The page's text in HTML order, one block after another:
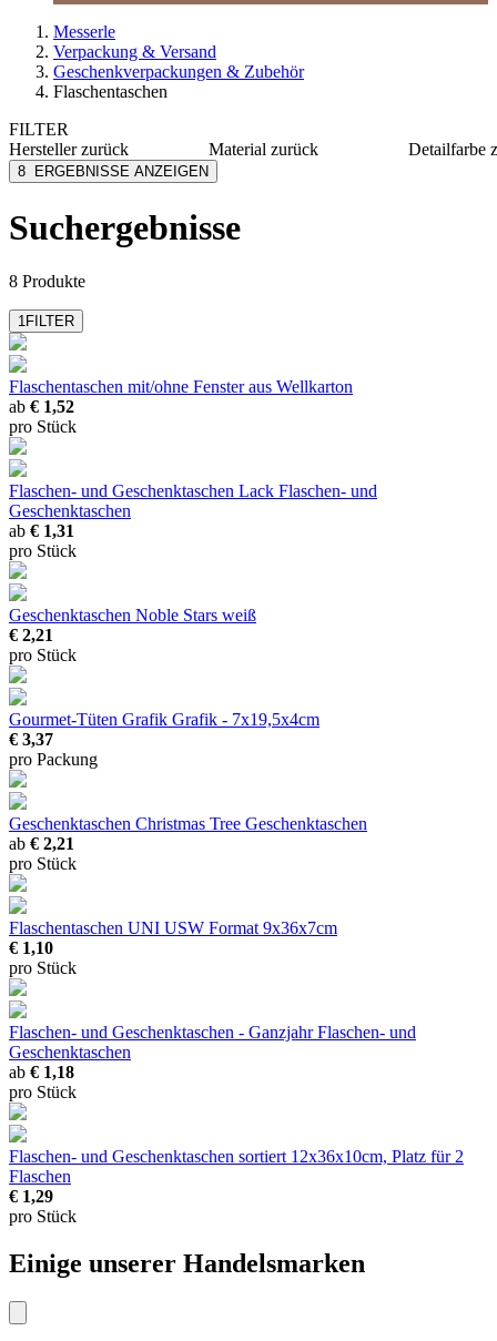
Messerle
Verpackung & Versand
Geschenkverpackungen & Zubehör
Flaschentaschen
FILTER
Herstellerzurück
MESSERLE
ZÖWIE
Material zurück
Detailfarbe
8 ERGEBNISSE ANZEIGEN
Suchergebnisse
8 Produkte
1FILTER
Flaschentaschen mit/ohne Fensteraus Wellkarton
ab € 1,52
pro Stück
Flaschen- und Geschenktaschen Lack Flaschen- und
Geschenktaschen
ab € 1,31
pro Stück
Geschenktaschen Noble Stars weiß
€ 2,21
pro Stück
Gourmet-Tüten Grafik Grafik - 7x19,5x4cm
€ 3,37
pro Packung
Geschenktaschen Christmas Tree Geschenktaschen
ab € 2,21
pro Stück
Flaschentaschen UNI USW Format 9x36x7cm
€ 1,10
pro Stück
Flaschen- und Geschenktaschen - GanzjahrFlaschen- und
Geschenktaschen
ab € 1,18
pro Stück
Flaschen- und Geschenktaschen sortiert 12x36x10cm, Platz für 2
Flaschen
€ 1,29
pro Stück
Einige unserer Handelsmarken